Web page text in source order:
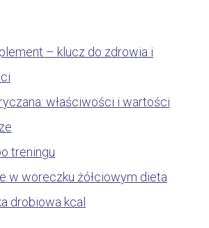
– klucz do zdrowia i
właściwości i wartości
treningu
w woreczku żółciowym dieta
drobiowa kcal